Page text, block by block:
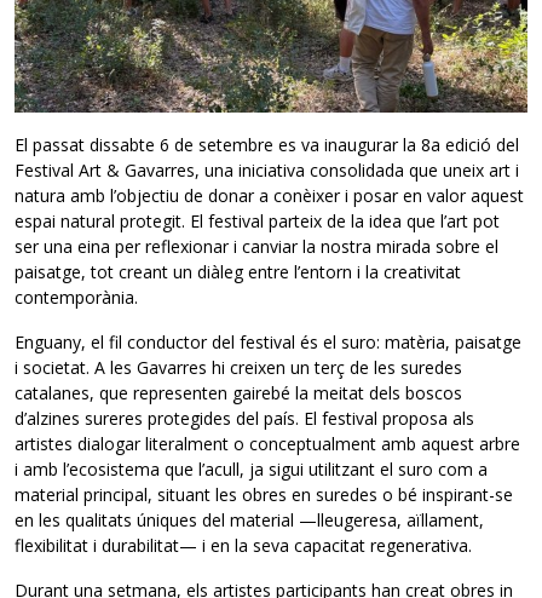
El passat dissabte 6 de setembre es va inaugurar la 8a edició del
Festival Art & Gavarres, una iniciativa consolidada que uneix art i
natura amb l’objectiu de donar a conèixer i posar en valor aquest
espai natural protegit. El festival parteix de la idea que l’art pot
ser una eina per reflexionar i canviar la nostra mirada sobre el
paisatge, tot creant un diàleg entre l’entorn i la creativitat
contemporània.
Enguany, el fil conductor del festival és el suro: matèria, paisatge
i societat. A les Gavarres hi creixen un terç de les suredes
catalanes, que representen gairebé la meitat dels boscos
d’alzines sureres protegides del país. El festival proposa als
artistes dialogar literalment o conceptualment amb aquest arbre
i amb l’ecosistema que l’acull, ja sigui utilitzant el suro com a
material principal, situant les obres en suredes o bé inspirant-se
en les qualitats úniques del material —lleugeresa, aïllament,
flexibilitat i durabilitat— i en la seva capacitat regenerativa.
Durant una setmana, els artistes participants han creat obres in